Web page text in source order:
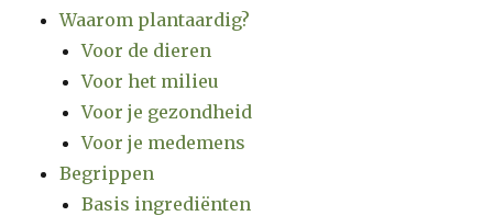
Waarom plantaardig?
Voor de dieren
Voor het milieu
Voor je gezondheid
Voor je medemens
Begrippen
Basis ingrediënten